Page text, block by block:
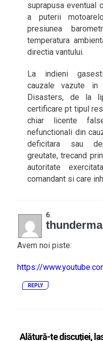
suprapusa eventual
a puterii
presiunea
temperatura
directia vantului.
La indieni
cauzale vazute
Disasters, de la
certificare pt tipul
chiar licente
nefunctionali din
deficitara sau
greutate, trecand
autoritate
comandant si care
Avem noi piste:
https://
REPLY
Alătură-te discuției,